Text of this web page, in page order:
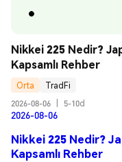
Nikkei 225 Nedir?
Kapsamlı Rehber
Orta
TradFi
2026-08-06
5-10d
2026-08-06
Nikkei 225 Nedir?
Kapsamlı Rehber